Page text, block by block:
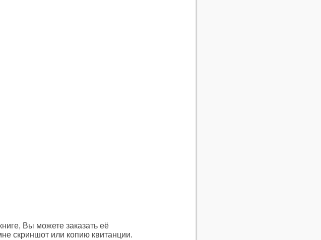
Вы можете заказать её
скриншот или копию квитанции.